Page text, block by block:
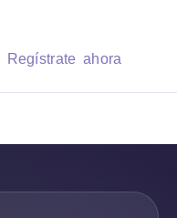
Regístrate ahora